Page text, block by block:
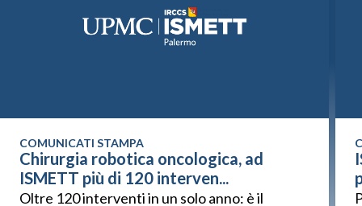
COMUNICATI STAMPA
Chirurgia robotica oncologica, ad
ISMETT più di 120 interven...
Oltre 120 interventi in un solo anno: è il